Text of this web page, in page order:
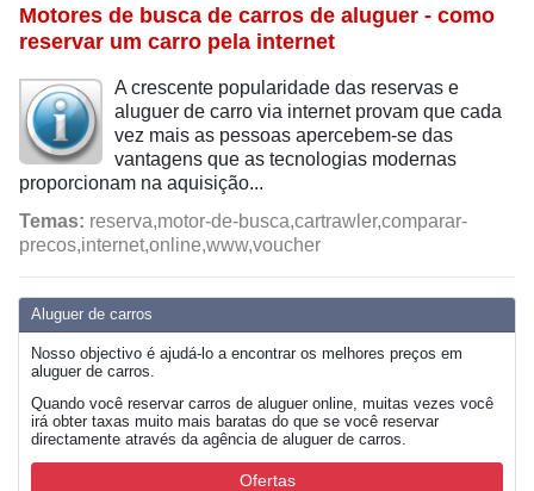
Aluguer de carros
Nosso objectivo é ajudá-lo a encontrar os melhores preços em
aluguer de carros.
Quando você reservar carros de aluguer online, muitas vezes você
irá obter taxas muito mais baratas do que se você reservar
directamente através da agência de aluguer de carros.
Ofertas
Motores de busca de carros de aluguer - como
reservar um carro pela internet
A crescente popularidade das reservas e
aluguer de carro via internet provam que cada
vez mais as pessoas apercebem-se das
vantagens que as tecnologias modernas
proporcionam na aquisição...
Temas: reserva,motor-de-busca,cartrawler,comparar-
precos,internet,online,www,voucher